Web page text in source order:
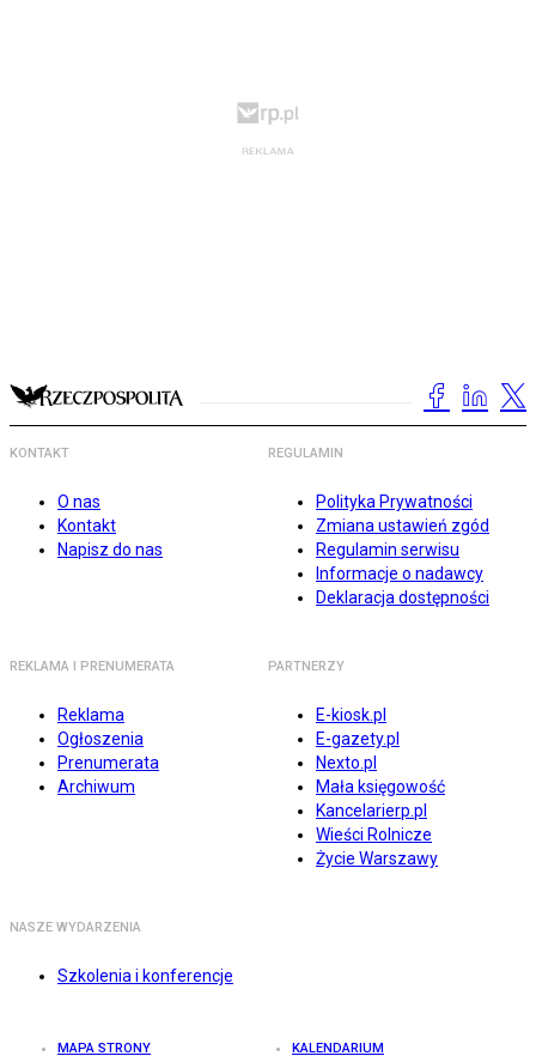
KONTAKT
O nas
Kontakt
Napisz do nas
REGULAMIN
Polityka Prywatności
Zmiana ustawień zgód
Regulamin serwisu
Informacje o nadawcy
Deklaracja dostępności
REKLAMA I PRENUMERATA
Reklama
Ogłoszenia
Prenumerata
Archiwum
PARTNERZY
E-kiosk.pl
E-gazety.pl
Nexto.pl
Mała księgowość
Kancelarierp.pl
Wieści Rolnicze
Życie Warszawy
NASZE WYDARZENIA
Szkolenia i konferencje
MAPA STRONY KALENDARIUM